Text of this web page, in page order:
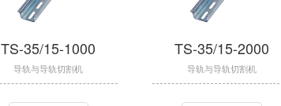
TS-35/15-1000
导轨与导轨切割机
TS-35/15-2000
导轨与导轨切割机